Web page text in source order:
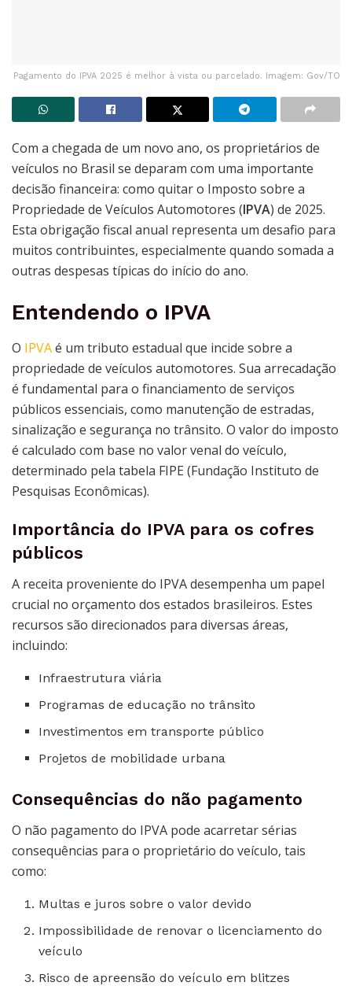
Pagamento do IPVA 2025 é melhor à vista ou parcelado. Imagem: Gov/TO
Com a chegada de um novo ano, os proprietários de
veículos no Brasil se deparam com uma importante
decisão financeira: como quitar o Imposto sobre a
Propriedade de Veículos Automotores (IPVA) de 2025.
Esta obrigação fiscal anual representa um desafio para
muitos contribuintes, especialmente quando somada a
outras despesas típicas do início do ano.
Entendendo o IPVA
O IPVAé um tributo estadual que incide sobre a
propriedade de veículos automotores. Sua arrecadação
é fundamental para o financiamento de serviços
públicos essenciais, como manutenção de estradas,
sinalização e segurança no trânsito. O valor do imposto
é calculado com base no valor venal do veículo,
determinado pela tabela FIPE (Fundação Instituto de
Pesquisas Econômicas).
Importância do IPVA para os cofres
públicos
A receita proveniente do IPVA desempenha um papel
crucial no orçamento dos estados brasileiros. Estes
recursos são direcionados para diversas áreas,
incluindo:
Infraestrutura viária
Programas de educação no trânsito
Investimentos em transporte público
Projetos de mobilidade urbana
Consequências do não pagamento
O não pagamento do IPVA pode acarretar sérias
consequências para o proprietário do veículo, tais
como:
Multas e juros sobre o valor devido
Impossibilidade de renovar o licenciamento do
veículo
Risco de apreensão do veículo em blitzes